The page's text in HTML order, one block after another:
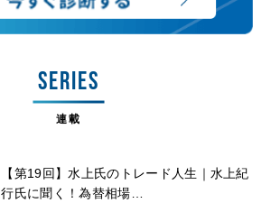
SERIES
連載
【第19回】水上氏のトレード人生｜水上紀
行氏に聞く！為替相場…